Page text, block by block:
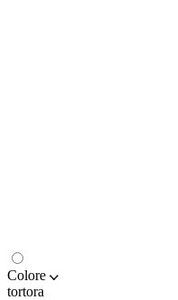
Colore
tortora